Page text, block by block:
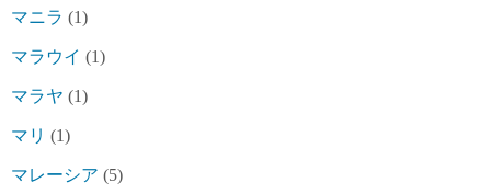
マニラ (1)
マラウイ (1)
マラヤ (1)
マリ (1)
マレーシア (5)